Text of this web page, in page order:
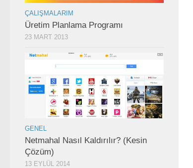
ÇALIŞMALARIM
Üretim Planlama Programı
23 MART 2013
GENEL
Netmahal Nasıl Kaldırılır? (Kesin
Çözüm)
13 EYLÜL 2014